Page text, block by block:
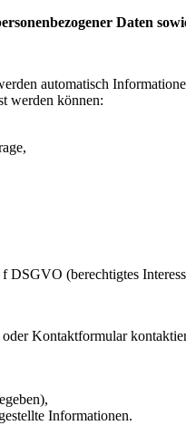
Daten
automatisch
werden können:
DSGVO (berechtigtes
Kontaktformular
Informationen.